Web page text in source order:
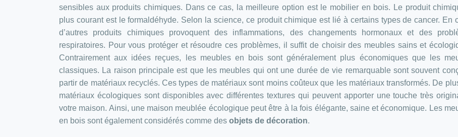
sensibles aux produits chimiques. Dans ce cas, la meilleure option est le mobilier en bois. Le produit
plus courant est le formaldéhyde. Selon la science, ce produit chimique est lié à certains types de cancer. En
d’autres produits chimiques provoquent des inflammations, des changements hormonaux et des
respiratoires. Pour vous protéger et résoudre ces problèmes, il suffit de choisir des meubles sains et
Contrairement aux idées reçues, les meubles en bois sont généralement plus économiques que les
classiques. La raison principale est que les meubles qui ont une durée de vie remarquable sont souvent
partir de matériaux recyclés. Ces types de matériaux sont moins coûteux que les matériaux transformés. De
matériaux écologiques sont disponibles avec différentes textures qui peuvent apporter une touche très
votre maison. Ainsi, une maison meublée écologique peut être à la fois élégante, saine et économique. Les
en bois sont également considérés comme des objets de décoration.